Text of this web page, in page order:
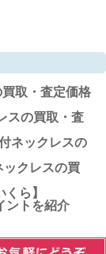
取・査定価格
スの買取・査
ネックレスの
ックレスの買
ら】
ントを紹介